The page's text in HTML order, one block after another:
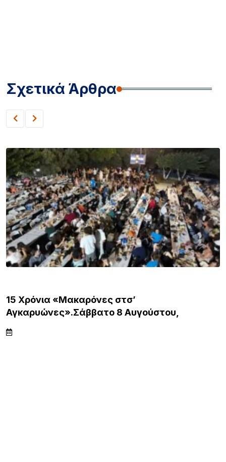
Σχετικά Άρθρα
15 Χρόνια «Μακαρόνες στσ’
Αγκαρυώνες».Σάββατο 8 Αυγούστου,